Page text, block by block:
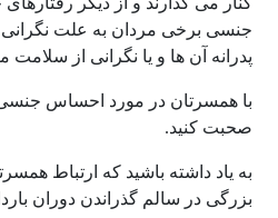
جنسی برخی مردان به علت
پدرانه آن ها و یا نگرانی از
با همسرتان در مورد احساس جنسی
صحبت کنید.
به یاد داشته باشید که ارتباط
بزرگی در سالم گذراندن دوران